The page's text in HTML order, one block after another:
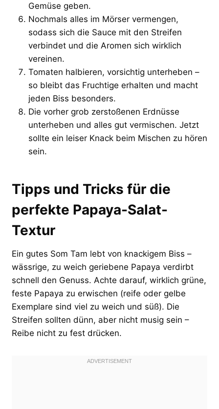
Gemüse geben.
Nochmals alles im Mörser vermengen,
sodass sich die Sauce mit den Streifen
verbindet und die Aromen sich wirklich
vereinen.
Tomaten halbieren, vorsichtig unterheben –
so bleibt das Fruchtige erhalten und macht
jeden Biss besonders.
Die vorher grob zerstoßenen Erdnüsse
unterheben und alles gut vermischen. Jetzt
sollte ein leiser Knack beim Mischen zu hören
sein.
Tipps und Tricks für die
perfekte Papaya-Salat-
Textur
Ein gutes Som Tam lebt von knackigem Biss –
wässrige, zu weich geriebene Papaya verdirbt
schnell den Genuss. Achte darauf, wirklich grüne,
feste Papaya zu erwischen (reife oder gelbe
Exemplare sind viel zu weich und süß). Die
Streifen sollten dünn, aber nicht musig sein –
Reibe nicht zu fest drücken.